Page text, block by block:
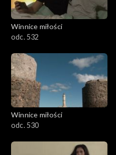
Winnice miłości
odc. 532
Winnice miłości
odc. 530